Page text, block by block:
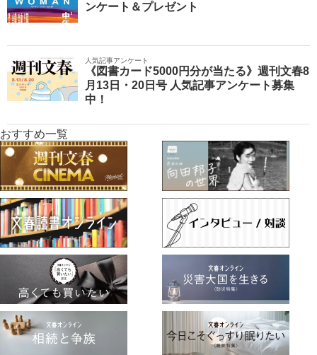
ンケート＆プレゼント
人気記事アンケート
《図書カード5000円分が当たる》週刊文春8
月13日・20日号 人気記事アンケート募集
中！
おすすめ一覧